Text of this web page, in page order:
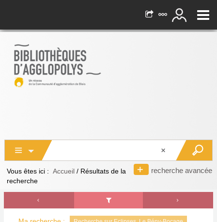
recherche avancée
Vous êtes ici : Accueil / Résultats de la
recherche